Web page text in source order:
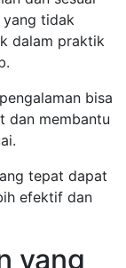
yang tidak
dalam praktik
bisa
dan membantu
tepat dapat
efektif dan
yang